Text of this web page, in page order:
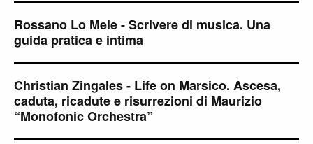
Rossano Lo Mele - Scrivere di musica. Una
guida pratica e intima
Christian Zingales - Life on Marsico. Ascesa,
caduta, ricadute e risurrezioni di Maurizio
“Monofonic Orchestra”